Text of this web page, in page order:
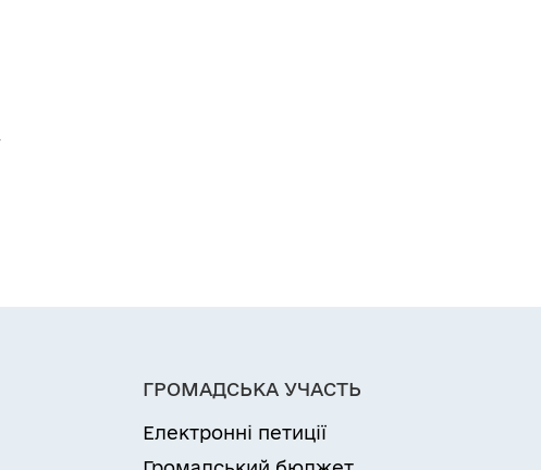
ГРОМАДСЬКА УЧАСТЬ
Електронні петиції